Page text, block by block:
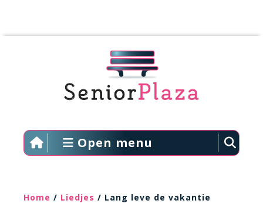
Open menu
Home / Liedjes / Lang leve de vakantie